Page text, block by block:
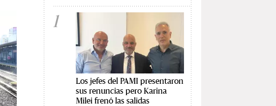
1
Los jefes del PAMI presentaron
sus renuncias pero Karina
Milei frenó las salidas